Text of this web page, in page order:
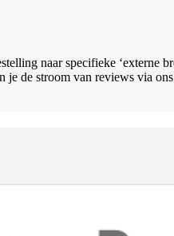
naar specifieke ‘externe
de stroom van reviews via